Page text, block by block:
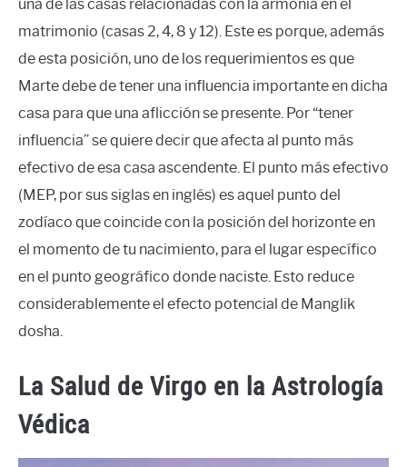
una de las casas relacionadas con la armonía en el
matrimonio (casas 2, 4, 8 y 12). Este es porque, además
de esta posición, uno de los requerimientos es que
Marte debe de tener una influencia importante en dicha
casa para que una aflicción se presente. Por “tener
influencia” se quiere decir que afecta al punto más
efectivo de esa casa ascendente. El punto más efectivo
(MEP, por sus siglas en inglés) es aquel punto del
zodíaco que coincide con la posición del horizonte en
el momento de tu nacimiento, para el lugar específico
en el punto geográfico donde naciste. Esto reduce
considerablemente el efecto potencial de Manglik
dosha.
La Salud de Virgo en la Astrología
Védica